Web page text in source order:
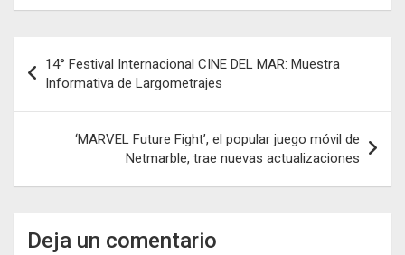
de
entradas
14° Festival Internacional CINE DEL MAR: Muestra
Informativa de Largometrajes
‘MARVEL Future Fight’, el popular juego móvil de
Netmarble, trae nuevas actualizaciones
Deja un comentario